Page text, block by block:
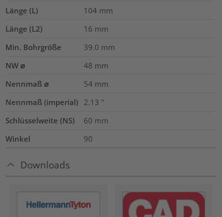
Länge (L) 104 mm
Länge (L2)
16 mm
Min. Bohrgröße
39.0 mm
NW ⌀
48 mm
Nennmaß ⌀
54 mm
Nennmaß (imperial)
2.13 "
Schlüsselweite (NS)
60 mm
Winkel
90
Downloads